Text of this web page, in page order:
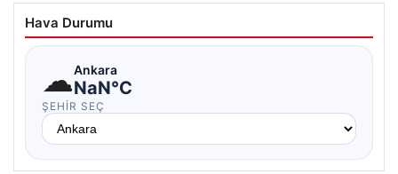
Hava Durumu
☁Ankara
NaN°C
ŞEHIR SEÇ